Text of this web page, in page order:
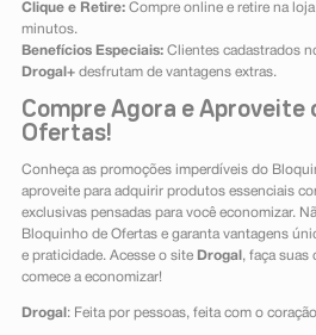
Clique e Retire:Compre online e retire na
minutos.
Benefícios Especiais:Clientes cadastrados
Drogal+desfrutam de vantagens extras.
Compre Agora e Aproveite
Ofertas!
Conheça as promoções imperdíveis do
aproveite para adquirir produtos essenciais
exclusivas pensadas para você economizar.
Bloquinho de Ofertas e garanta vantagens
e praticidade. Acesse o site Drogal , faça suas
comece a economizar!
Drogal : Feita por pessoas, feita com o